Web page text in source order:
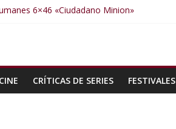
6×46 «Ciudadano Minion»
6×47 «De nada por nada»
CRÍTICAS DE SERIES FESTIVALES